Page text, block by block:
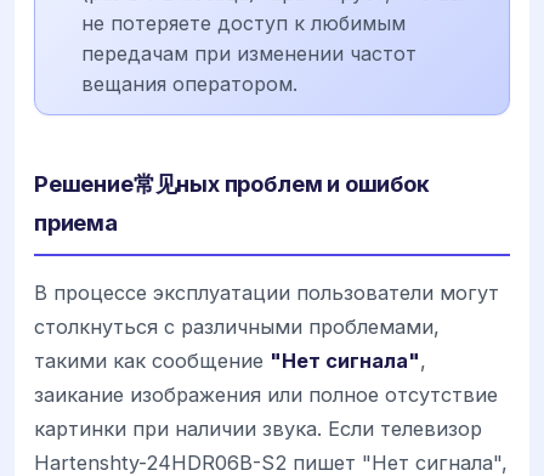
не потеряете доступ к любимым
передачам при изменении частот
вещания оператором.
Решение常见ных проблем и ошибок
приема
В процессе эксплуатации пользователи могут
столкнуться с различными проблемами,
такими как сообщение "Нет сигнала",
заикание изображения или полное отсутствие
картинки при наличии звука. Если телевизор
Hartenshty-24HDR06B-S2 пишет "Нет сигнала",